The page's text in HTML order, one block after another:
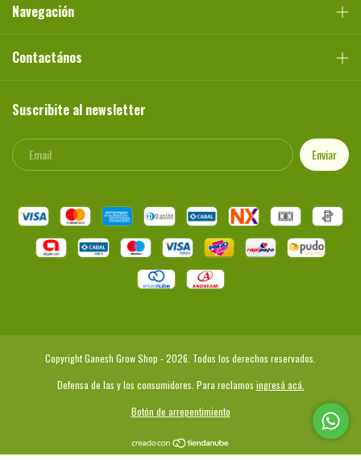
Navegación
Contactános
Suscribite al newsletter
Copyright Ganesh Grow Shop - 2026. Todos los derechos reservados.
Defensa de las y los consumidores. Para reclamos ingresá acá.
Botón de arrepentimiento